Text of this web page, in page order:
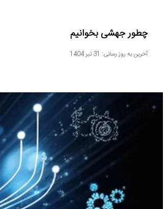
چطور جهشی بخوانیم
آخرین به روز رسانی: 31 تیر 1404